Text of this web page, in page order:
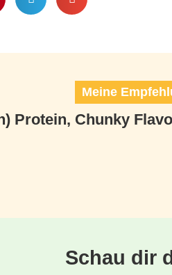
Meine
Protein, Chunky
Schau dir